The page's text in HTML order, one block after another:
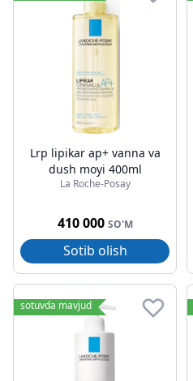
Lrp lipikar ap+ vanna va
dush moyi 400ml
La Roche-Posay
410 000 SO'M
Sotib olish
sotuvda mavjud